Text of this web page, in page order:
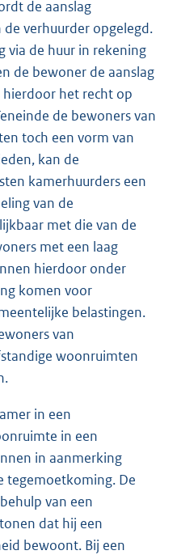
de aanslag
verhuurder opgelegd.
via de huur in rekening
de bewoner de aanslag
het recht op
de bewoners van
toch een vorm van
kan de
kamerhuurders een
van de
met die van de
met een laag
hierdoor onder
komen voor
belastingen.
van
woonruimten
in een
in een
in aanmerking
tegemoetkoming. De
van een
dat hij een
bewoont. Bij een